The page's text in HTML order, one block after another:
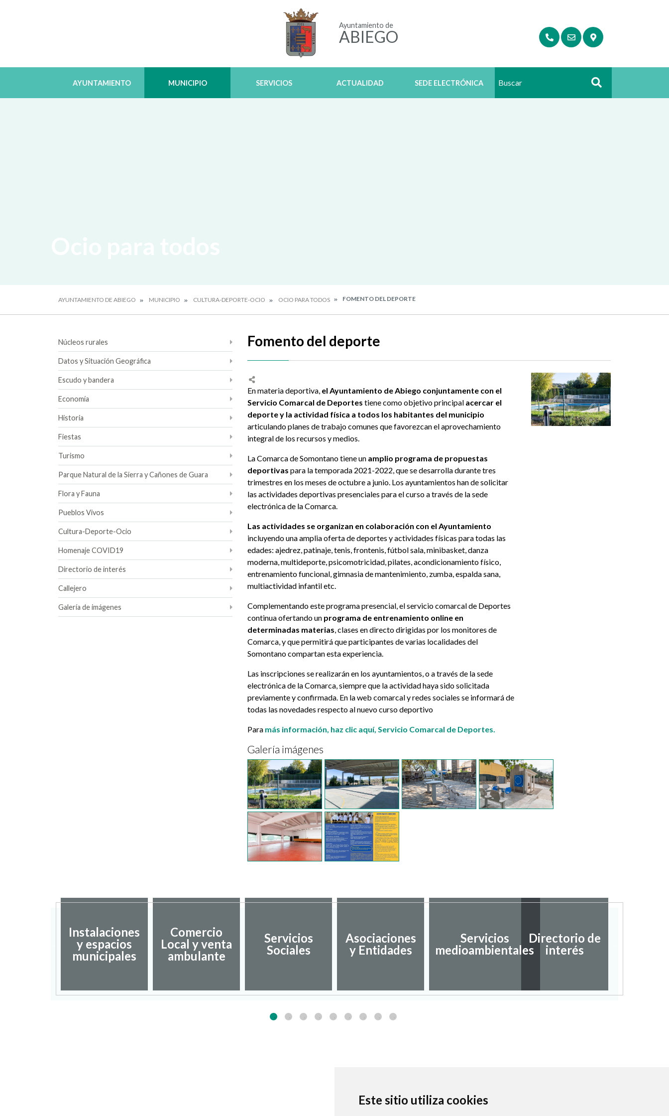
Este sitio utiliza cookies
Ayuntamiento de
ABIEGO
AYUNTAMIENTO MUNICIPIO SERVICIOS ACTUALIDAD SEDE ELECTRÓNICA Buscar
AYUNTAMIENTO DE ABIEGO MUNICIPIO CULTURA-DEPORTE-OCIO OCIO PARA TODOS FOMENTO DEL DEPORTE
Núcleos rurales
Datos y Situación Geográfica
Escudo y bandera
Economía
Historia
Fiestas
Turismo
Parque Natural de la Sierra y Cañones de Guara
Flora y Fauna
Pueblos Vivos
Cultura-Deporte-Ocio
Homenaje COVID19
Directorio de interés
Callejero
Galería de imágenes
Fomento del deporte
En materia deportiva, el Ayuntamiento de Abiego conjuntamente con el
Servicio Comarcal de Deportes tiene como objetivo principal acercar el
deporte y la actividad física a todos los habitantes del municipio
articulando planes de trabajo comunes que favorezcan el aprovechamiento
integral de los recursos y medios.
La Comarca de Somontano tiene un amplio programa de propuestas
deportivas para la temporada 2021-2022, que se desarrolla durante tres
trimestres en los meses de octubre a junio. Los ayuntamientos han de solicitar
las actividades deportivas presenciales para el curso a través de la sede
electrónica de la Comarca.
Las actividades se organizan en colaboración con el Ayuntamiento
incluyendo una amplia oferta de deportes y actividades físicas para todas las
edades: ajedrez, patinaje, tenis, frontenis, fútbol sala, minibasket, danza
moderna, multideporte, psicomotricidad, pilates, acondicionamiento físico,
entrenamiento funcional, gimnasia de mantenimiento, zumba, espalda sana,
multiactividad infantil etc.
Complementando este programa presencial, el servicio comarcal de Deportes
continua ofertando un programa de entrenamiento online en
determinadas materias, clases en directo dirigidas por los monitores de
Comarca, y que permitirá que participantes de varias localidades del
Somontano compartan esta experiencia.
Las inscripciones se realizarán en los ayuntamientos, o a través de la sede
electrónica de la Comarca, siempre que la actividad haya sido solicitada
previamente y confirmada. En la web comarcal y redes sociales se informará de
todas las novedades respecto al nuevo curso deportivo
Para más información, haz clic aquí, Servicio Comarcal de Deportes.
Galería imágenes
Instalaciones
y espacios
municipales
Comercio
Local y venta
ambulante
Servicios
Sociales
Asociaciones
y Entidades
Servicios
medioambientales
Directorio de
interés